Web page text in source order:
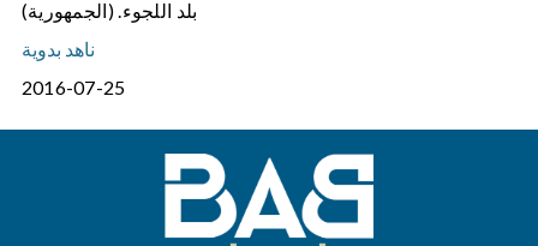
بلد اللجوء. (الجمهورية)
ناهد بدوية
2016-07-25